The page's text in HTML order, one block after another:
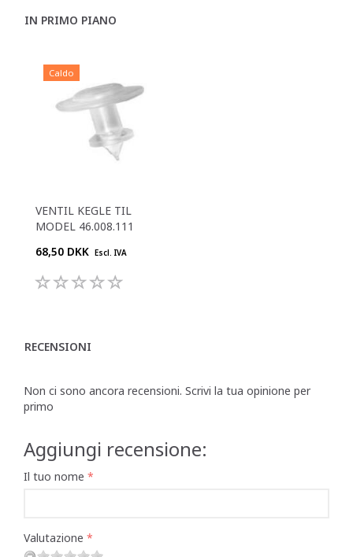
IN PRIMO PIANO
Caldo
VENTIL KEGLE TIL
MODEL 46.008.111
68,50 DKK Escl. IVA
RECENSIONI
Non ci sono ancora recensioni. Scrivi la tua opinione per
primo
Aggiungi recensione:
Il tuo nome
Valutazione